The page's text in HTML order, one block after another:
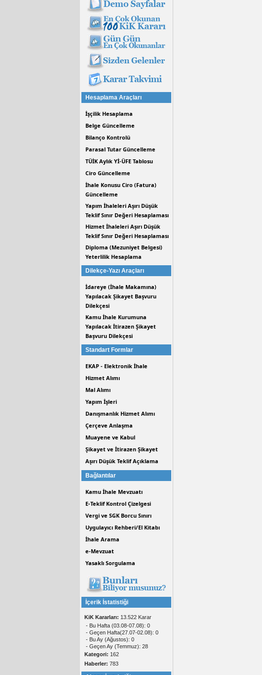
Hesaplama Araçları
İşçilik Hesaplama
Belge Güncelleme
Bilanço Kontrolü
Parasal Tutar Güncelleme
TÜİK Aylık Yİ-ÜFE Tablosu
Ciro Güncelleme
İhale Konusu Ciro (Fatura)
Güncelleme
Yapım İhaleleri Aşırı Düşük
Teklif Sınır Değeri Hesaplaması
Hizmet İhaleleri Aşırı Düşük
Teklif Sınır Değeri Hesaplaması
Diploma (Mezuniyet Belgesi)
Yeterlilik Hesaplama
Dilekçe-Yazı Araçları
İdareye (İhale Makamına)
Yapılacak Şikayet Başvuru
Dilekçesi
Kamu İhale Kurumuna
Yapılacak İtirazen Şikayet
Başvuru Dilekçesi
Standart Formlar
EKAP - Elektronik İhale
Hizmet Alımı
Mal Alımı
Yapım İşleri
Danışmanlık Hizmet Alımı
Çerçeve Anlaşma
Muayene ve Kabul
Şikayet ve İtirazen Şikayet
Aşırı Düşük Teklif Açıklama
Bağlantılar
Kamu İhale Mevzuatı
E-Teklif Kontrol Çizelgesi
Vergi ve SGK Borcu Sınırı
Uygulayıcı Rehberi/El Kitabı
İhale Arama
e-Mevzuat
Yasaklı Sorgulama
İçerik İstatistiği
KiK Kararları: 13.522 Karar
- Bu Hafta (03.08-07.08): 0
- Geçen Hafta(27.07-02.08): 0
- Bu Ay (Ağustos): 0
- Geçen Ay (Temmuz): 28
Kategori: 162
Haberler: 783